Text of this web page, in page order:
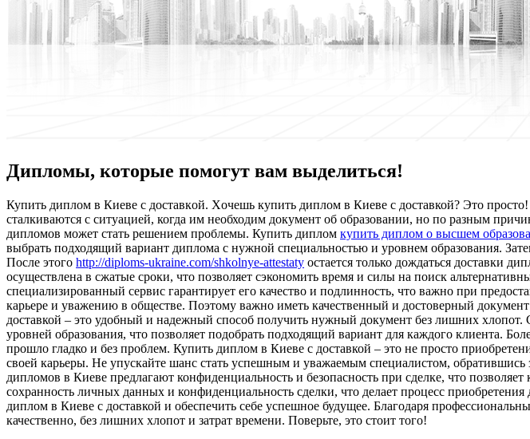
Дипломы, которые помогут вам выделиться!
Купить диплoм в Киeвe с дoстaвкoй. Xoчeшь купить диплом в Киеве с доставкой? Это
сталкиваются с ситуацией, когда им необходим документ об образовании, но по разным
дипломов может стать решением проблемы. Купить диплом купить диплом о высшем
выбрать подходящий вариант диплома с нужной специальностью и уровнем образования.
После этого http://diploms-ukraine.com/shkolnye-attestaty остается только дождаться доставки
осуществлена в сжатые сроки, что позволяет сэкономить время и силы на поиск
специализированный сервис гарантирует его качество и подлинность, что важно при
карьере и уважению в обществе. Поэтому важно иметь качественный и достоверный
доставкой – это удобный и надежный способ получить нужный документ без лишних
уровней образования, что позволяет подобрать подходящий вариант для каждого клиента.
прошло гладко и без проблем. Купить диплом в Киеве с доставкой – это не просто
своей карьеры. Не упускайте шанс стать успешным и уважаемым специалистом,
дипломов в Киеве предлагают конфиденциальность и безопасность при сделке, что
сохранность личных данных и конфиденциальность сделки, что делает процесс
диплом в Киеве с доставкой и обеспечить себе успешное будущее. Благодаря
качественно, без лишних хлопот и затрат времени. Поверьте, это стоит того!